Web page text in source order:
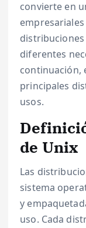
convierte en
distribuciones
diferentes
continuación,
principales
usos.
de Unix
Las
sistema
y
uso. Cada